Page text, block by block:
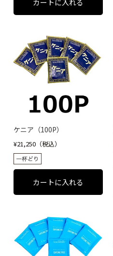
ケニア（100P）
¥21,250（税込）